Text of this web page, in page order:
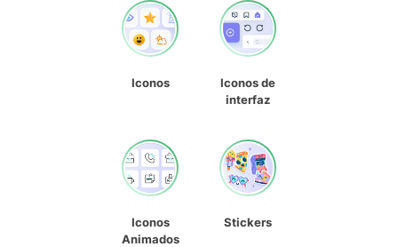
Iconos
Iconos de
interfaz
Iconos
Animados
Stickers